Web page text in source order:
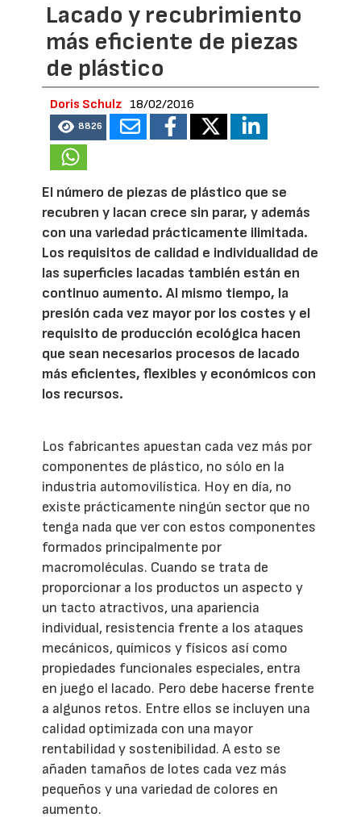
Lacado y recubrimiento
más eficiente de piezas
de plástico
Doris Schulz 18/02/2016
8826
El número de piezas de plástico que se
recubren y lacan crece sin parar, y además
con una variedad prácticamente ilimitada.
Los requisitos de calidad e individualidad de
las superficies lacadas también están en
continuo aumento. Al mismo tiempo, la
presión cada vez mayor por los costes y el
requisito de producción ecológica hacen
que sean necesarios procesos de lacado
más eficientes, flexibles y económicos con
los recursos.
Los fabricantes apuestan cada vez más por
componentes de plástico, no sólo en la
industria automovilística. Hoy en día, no
existe prácticamente ningún sector que no
tenga nada que ver con estos componentes
formados principalmente por
macromoléculas. Cuando se trata de
proporcionar a los productos un aspecto y
un tacto atractivos, una apariencia
individual, resistencia frente a los ataques
mecánicos, químicos y físicos así como
propiedades funcionales especiales, entra
en juego el lacado. Pero debe hacerse frente
a algunos retos. Entre ellos se incluyen una
calidad optimizada con una mayor
rentabilidad y sostenibilidad. A esto se
añaden tamaños de lotes cada vez más
pequeños y una variedad de colores en
aumento.